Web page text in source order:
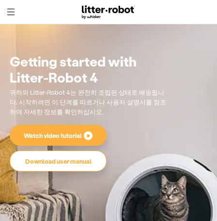
Getting started with
Litter-Robot 4
귀하의 Litter-Robot 4는 완전히 조립된 상태로 배송됩니
다. 시작하려면 이 단계를 따르거나 사용자 설명서를 참조
하여 자세한 정보를 확인하십시오.
Watch video tutorial
Download user manual